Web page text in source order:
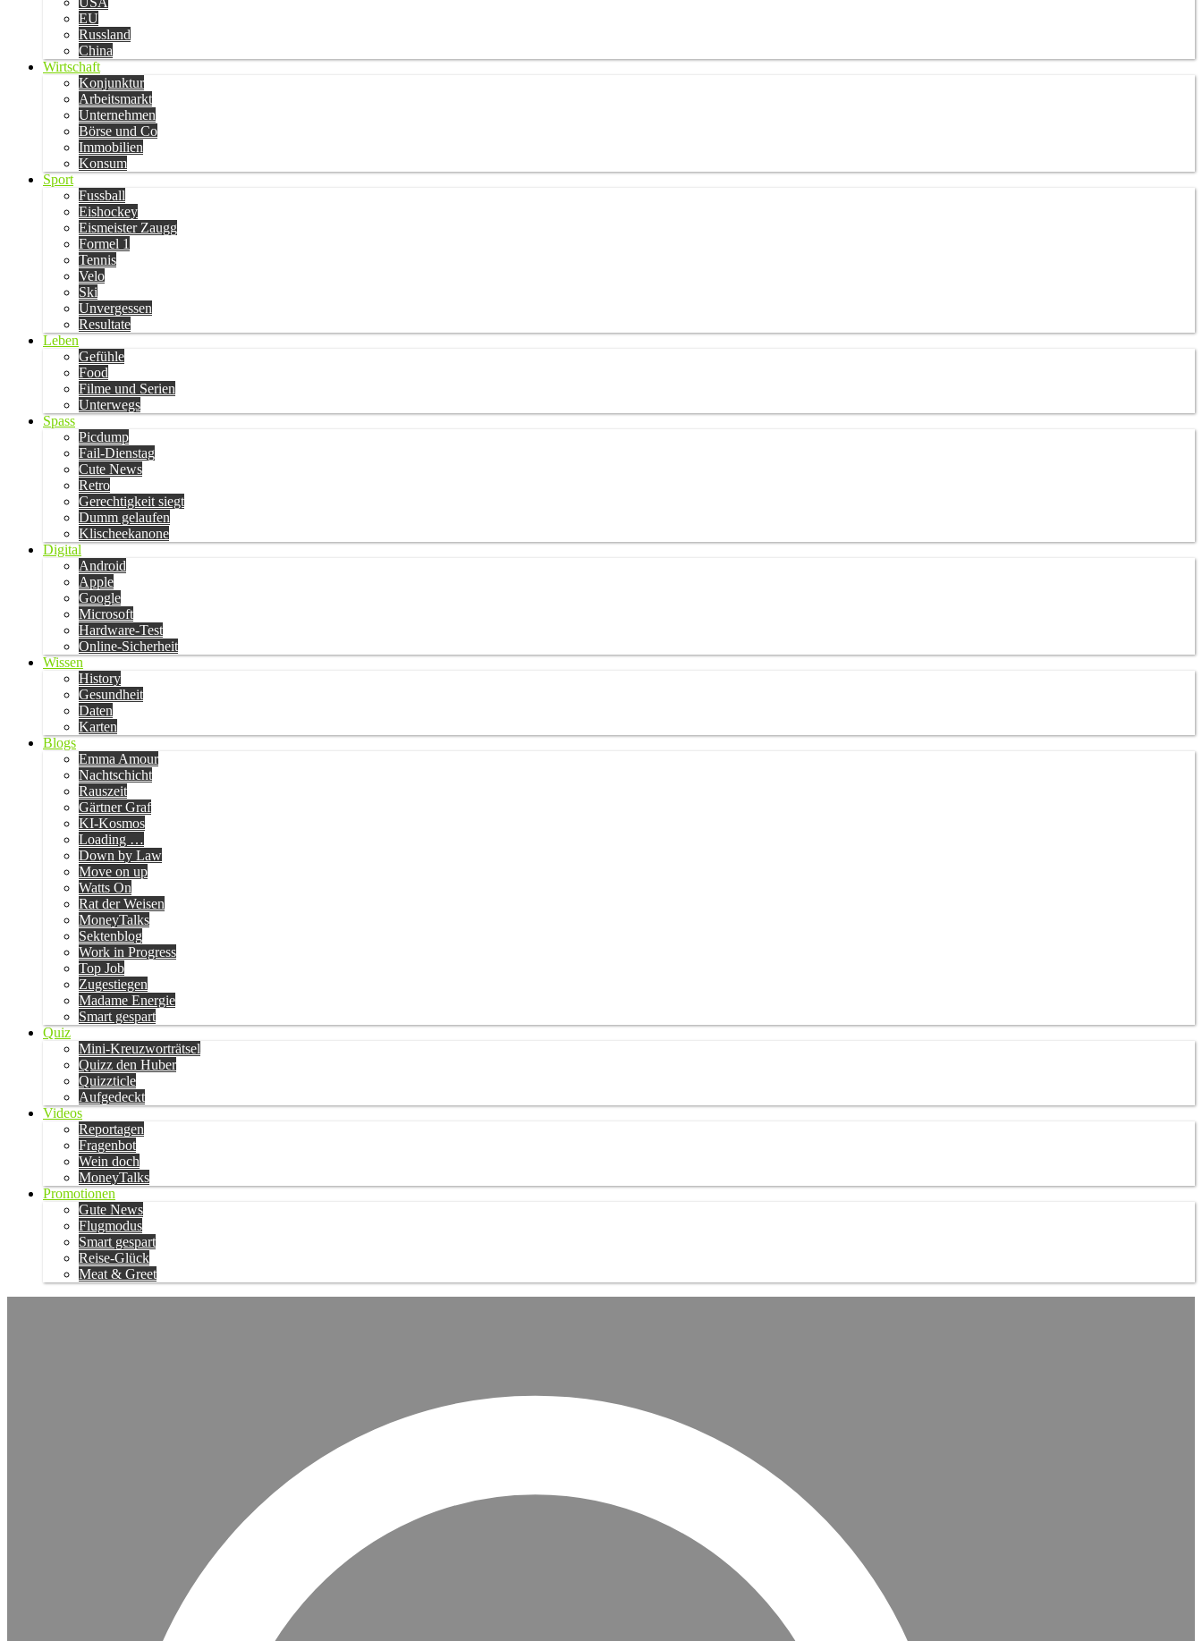
EU
Russland
China
Wirtschaft
Konjunktur
Arbeitsmarkt
Unternehmen
Börse und Co
Immobilien
Konsum
Sport
Fussball
Eishockey
Eismeister Zaugg
Formel 1
Tennis
Velo
Ski
Unvergessen
Resultate
Leben
Gefühle
Food
Filme und Serien
Unterwegs
Spass
Picdump
Fail-Dienstag
Cute News
Retro
Gerechtigkeit siegt
Dumm gelaufen
Klischeekanone
Digital
Android
Apple
Google
Microsoft
Hardware-Test
Online-Sicherheit
Wissen
History
Gesundheit
Daten
Karten
Blogs
Emma Amour
Nachtschicht
Rauszeit
Gärtner Graf
KI-Kosmos
Loading …
Down by Law
Move on up
Watts On
Rat der Weisen
MoneyTalks
Sektenblog
Work in Progress
Top Job
Zugestiegen
Madame Energie
Smart gespart
Quiz
Mini-Kreuzworträtsel
Quizz den Huber
Quizzticle
Aufgedeckt
Videos
Reportagen
Fragenbot
Wein doch
MoneyTalks
Promotionen
Gute News
Flugmodus
Smart gespart
Reise-Glück
Meat & Greet